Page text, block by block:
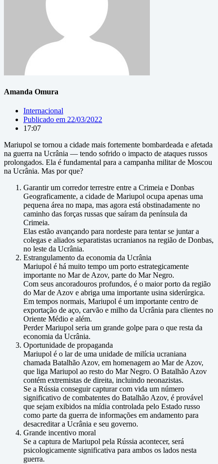
Amanda Omura
Internacional
Publicado em 22/03/2022
17:07
Mariupol se tornou a cidade mais fortemente bombardeada e afetada
na guerra na Ucrânia — tendo sofrido o impacto de ataques russos
prolongados. Ela é fundamental para a campanha militar de Moscou
na Ucrânia. Mas por que?
Garantir um corredor terrestre entre a Crimeia e Donbas
Geograficamente, a cidade de Mariupol ocupa apenas uma
pequena área no mapa, mas agora está obstinadamente no
caminho das forças russas que saíram da península da
Crimeia.
Elas estão avançando para nordeste para tentar se juntar a
colegas e aliados separatistas ucranianos na região de Donbas,
no leste da Ucrânia.
Estrangulamento da economia da Ucrânia
Mariupol é há muito tempo um porto estrategicamente
importante no Mar de Azov, parte do Mar Negro.
Com seus ancoradouros profundos, é o maior porto da região
do Mar de Azov e abriga uma importante usina siderúrgica.
Em tempos normais, Mariupol é um importante centro de
exportação de aço, carvão e milho da Ucrânia para clientes no
Oriente Médio e além.
Perder Mariupol seria um grande golpe para o que resta da
economia da Ucrânia.
Oportunidade de propaganda
Mariupol é o lar de uma unidade de milícia ucraniana
chamada Batalhão Azov, em homenagem ao Mar de Azov,
que liga Mariupol ao resto do Mar Negro. O Batalhão Azov
contém extremistas de direita, incluindo neonazistas.
Se a Rússia conseguir capturar com vida um número
significativo de combatentes do Batalhão Azov, é provável
que sejam exibidos na mídia controlada pelo Estado russo
como parte da guerra de informações em andamento para
desacreditar a Ucrânia e seu governo.
Grande incentivo moral
Se a captura de Mariupol pela Rússia acontecer, será
psicologicamente significativa para ambos os lados nesta
guerra.